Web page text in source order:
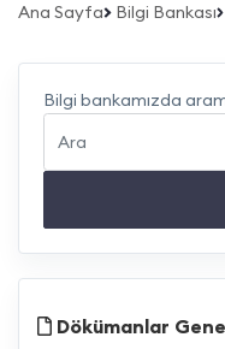
Ana Sayfa Bilgi Bankası
Bilgi bankamızda
Dökümanlar